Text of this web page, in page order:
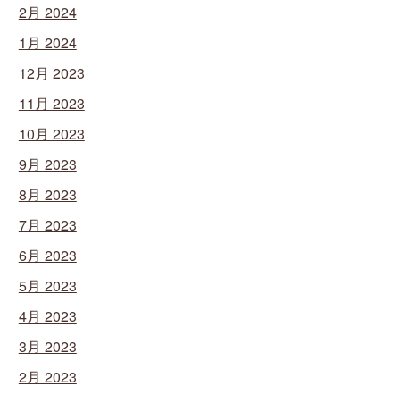
2月 2024
1月 2024
12月 2023
11月 2023
10月 2023
9月 2023
8月 2023
7月 2023
6月 2023
5月 2023
4月 2023
3月 2023
2月 2023